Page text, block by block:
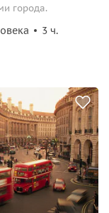
города.
3 ч.